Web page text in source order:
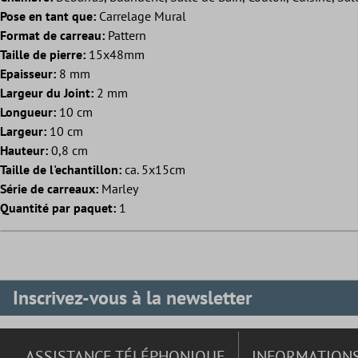
Pose en tant que: Carrelage Mural
Format de carreau: Pattern
Taille de pierre: 15x48mm
Epaisseur: 8 mm
Largeur du Joint: 2 mm
Longueur: 10 cm
Largeur: 10 cm
Hauteur: 0,8 cm
Taille de l'echantillon: ca. 5x15cm
Série de carreaux: Marley
Quantité par paquet: 1
Inscrivez-vous à la newsletter